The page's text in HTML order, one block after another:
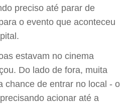
preciso até parar de
o evento que aconteceu
estavam no cinema
Do lado de fora, muita
chance de entrar no local - o
acionar até a